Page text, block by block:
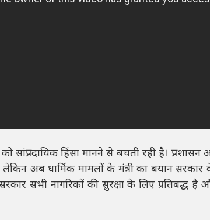
सांप्रदायिक हिंसा मानने से बचती रही है। प्रशासन
अब धार्मिक मामलों के मंत्री का बयान
सभी नागरिकों की सुरक्षा के लिए प्रतिबद्ध